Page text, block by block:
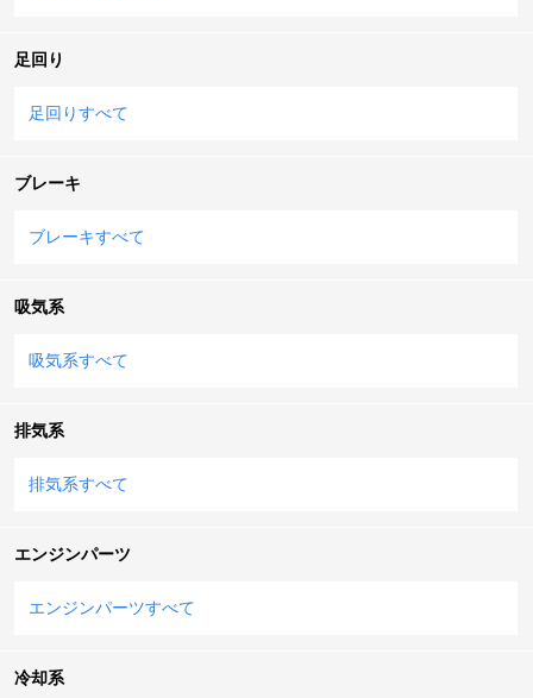
足回り
足回りすべて
ブレーキ
ブレーキすべて
吸気系
吸気系すべて
排気系
排気系すべて
エンジンパーツ
エンジンパーツすべて
冷却系